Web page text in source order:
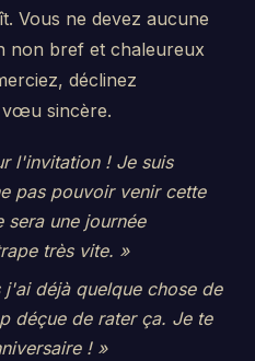
Vous ne devez aucune
non bref et chaleureux
déclinez
vœu sincère.
l'invitation ! Je suis
pas pouvoir venir cette
une journée
très vite. »
déjà quelque chose de
déçue de rater ça. Je te
! »